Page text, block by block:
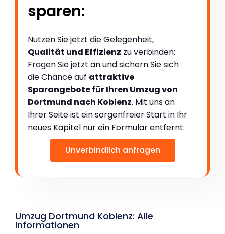
sparen:
Nutzen Sie jetzt die Gelegenheit,
Qualität und Effizienz zu verbinden:
Fragen Sie jetzt an und sichern Sie sich
die Chance auf attraktive
Sparangebote für Ihren Umzug von
Dortmund nach Koblenz. Mit uns an
Ihrer Seite ist ein sorgenfreier Start in Ihr
neues Kapitel nur ein Formular entfernt:
Unverbindlich anfragen
Umzug Dortmund Koblenz: Alle
Informationen